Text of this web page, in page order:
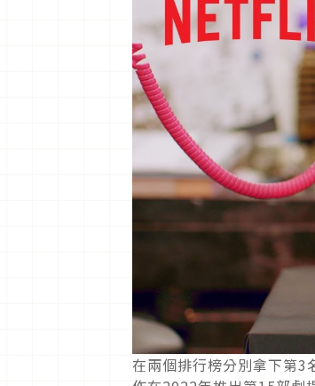
在兩個排行榜分別拿下第3